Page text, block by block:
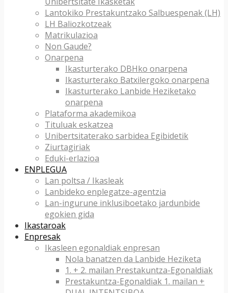
Lantokiko Prestakuntzako Salbuespenak (LH)
LH Baliozkotzeak
Matrikulazioa
Non Gaude?
Onarpena
Ikasturterako DBHko onarpena
Ikasturterako Batxilergoko onarpena
Ikasturterako Lanbide Heziketako
onarpena
Plataforma akademikoa
Tituluak eskatzea
Unibertsitaterako sarbidea Egibidetik
Ziurtagiriak
Eduki-erlazioa
ENPLEGUA
Lan poltsa / Ikasleak
Lanbideko enplegatze-agentzia
Lan-ingurune inklusiboetako jardunbide
egokien gida
Ikastaroak
Enpresak
Ikasleen egonaldiak enpresan
Nola banatzen da Lanbide Heziketa
1. + 2. mailan Prestakuntza-Egonaldiak
Prestakuntza-Egonaldiak 1. mailan +